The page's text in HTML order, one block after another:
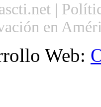
|
en
Web: